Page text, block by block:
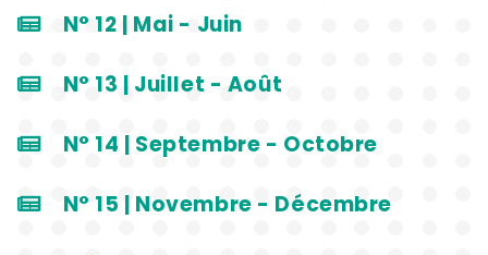
N° 12 | Mai - Juin
N° 13 | Juillet - Août
N° 14 | Septembre - Octobre
N° 15 | Novembre - Décembre